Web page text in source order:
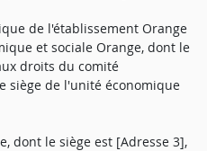
de l'établissement Orange
et sociale Orange, dont le
droits du comité
siège de l'unité économique
dont le siège est [Adresse 3],